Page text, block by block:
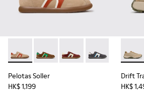
Pelotas Soller - K100937-036 - 男裝
Pelotas Soller - K100937-038
Pelotas Soller -Pelotas Soller -
Pelotas
Pelotas Soller
HK$ 1,199
Drift
Drift
HK$